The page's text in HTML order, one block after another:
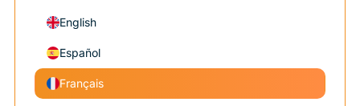
English
Español
Français